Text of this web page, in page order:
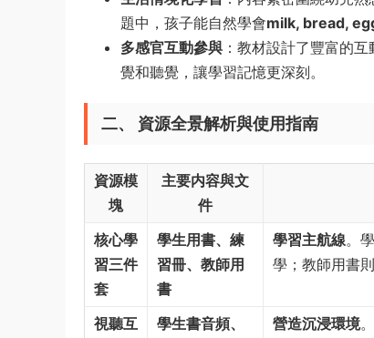
題中，孩子能自然學會milk, bread,
多感官互動參與 ：教材設計了豐富的
覺和聽覺，讓學習記憶更深刻。
二、 資源全景解析與使用指南
資源模
塊
主要内容與文
件
核心學
習三件
套
學生用書、練
習冊、教師用
書
學習主航線。
學；教師用書
視聽互
學生書音頻、
營造沉浸環境